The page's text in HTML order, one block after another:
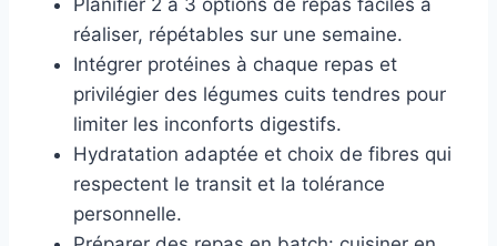
réaliser, répétables sur une semaine.
Intégrer protéines à chaque repas et
privilégier des légumes cuits tendres pour
limiter les inconforts digestifs.
Hydratation adaptée et choix de fibres qui
respectent le transit et la tolérance
personnelle.